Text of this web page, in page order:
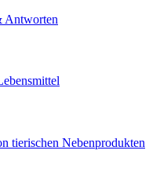
Antworten
tierischen Nebenprodukten